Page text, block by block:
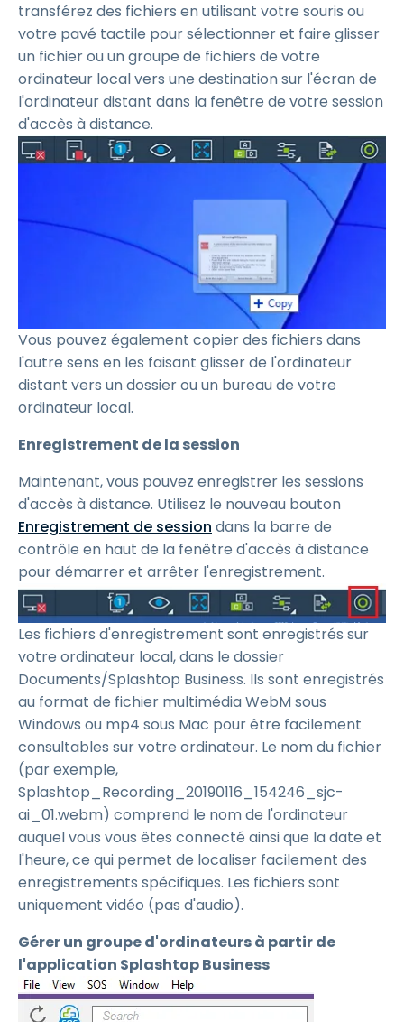
transférez des fichiers en utilisant votre souris ou
votre pavé tactile pour sélectionner et faire glisser
un fichier ou un groupe de fichiers de votre
ordinateur local vers une destination sur l'écran de
l'ordinateur distant dans la fenêtre de votre session
d'accès à distance.
Vous pouvez également copier des fichiers dans
l'autre sens en les faisant glisser de l'ordinateur
distant vers un dossier ou un bureau de votre
ordinateur local.
Enregistrement de la session
Maintenant, vous pouvez enregistrer les sessions
d'accès à distance. Utilisez le nouveau bouton
Enregistrement de session dans la barre de
contrôle en haut de la fenêtre d'accès à distance
pour démarrer et arrêter l'enregistrement.
Les fichiers d'enregistrement sont enregistrés sur
votre ordinateur local, dans le dossier
Documents/Splashtop Business. Ils sont enregistrés
au format de fichier multimédia WebM sous
Windows ou mp4 sous Mac pour être facilement
consultables sur votre ordinateur. Le nom du fichier
(par exemple,
Splashtop_Recording_20190116_154246_sjc-
ai_01.webm) comprend le nom de l'ordinateur
auquel vous vous êtes connecté ainsi que la date et
l'heure, ce qui permet de localiser facilement des
enregistrements spécifiques. Les fichiers sont
uniquement vidéo (pas d'audio).
Gérer un groupe d'ordinateurs à partir de
l'application Splashtop Business